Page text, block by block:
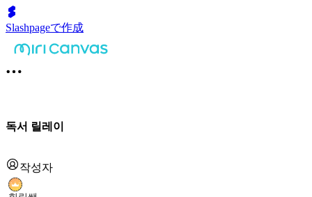
Slashpageで作成
독서 릴레이
작성자